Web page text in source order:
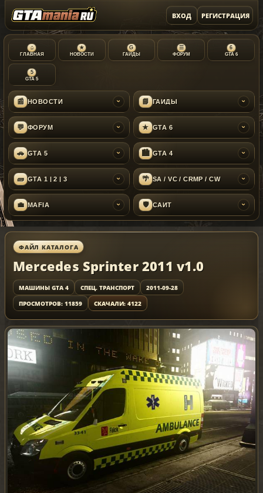
ВХОД РЕГИСТРАЦИЯ
⌂
ГЛАВНАЯ
★
НОВОСТИ
G
ГАЙДЫ
☰
ФОРУМ
6
GTA 6
5
GTA 5
📰 НОВОСТИ › 📘 ГАЙДЫ ›
💬 ФОРУМ › ★ GTA 6 ›
🚗 GTA 5 › 🏙 GTA 4 ›
🧱 GTA 1 | 2 | 3 › 🌴 SA / VC / CRMP / CW ›
💼 MAFIA › 🛡 САЙТ ›
ФАЙЛ КАТАЛОГА
Mercedes Sprinter 2011 v1.0
МАШИНЫ GTA 4 СПЕЦ. ТРАНСПОРТ
2011-09-28
ПРОСМОТРОВ: 11859
СКАЧАЛИ: 4122